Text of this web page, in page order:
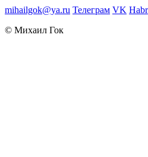
mihailgok@ya.ru Телеграм VK Habr
© Михаил Гок